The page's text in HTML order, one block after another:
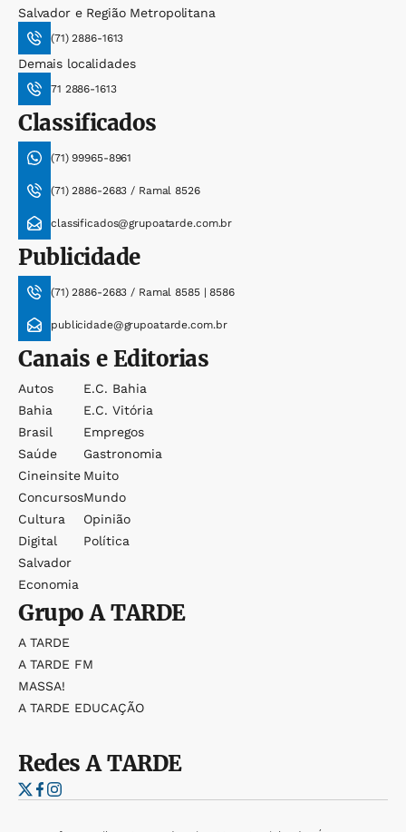
Salvador e Região Metropolitana
(71) 2886-1613
Demais localidades
71 2886-1613
Classificados
(71) 99965-8961
(71) 2886-2683 / Ramal 8526
classificados@grupoatarde.com.br
Publicidade
(71) 2886-2683 / Ramal 8585 | 8586
publicidade@grupoatarde.com.br
Canais e Editorias
Autos
Bahia
Brasil
Saúde
Cineinsite
Concursos
Cultura
Digital
Salvador
Economia
E.c. Bahia
E.c. Vitória
Empregos
Gastronomia
Muito
Mundo
Opinião
Política
GrupoA TARDE
A TARDE
A TARDE FM
MASSA!
A TARDE EDUCAÇÃO
RedesA TARDE